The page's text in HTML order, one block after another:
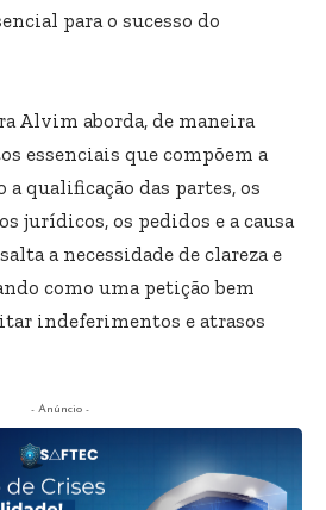
para o sucesso do
Alvim aborda, de maneira
essenciais que compõem a
qualificação das partes, os
jurídicos, os pedidos e a causa
a necessidade de clareza e
como uma petição bem
indeferimentos e atrasos
- Anúncio -